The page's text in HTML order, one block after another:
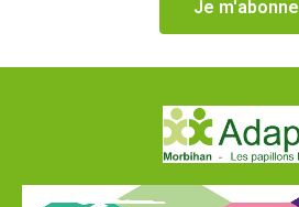
Je m'abonne